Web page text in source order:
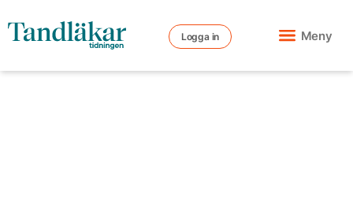
Logga in Meny